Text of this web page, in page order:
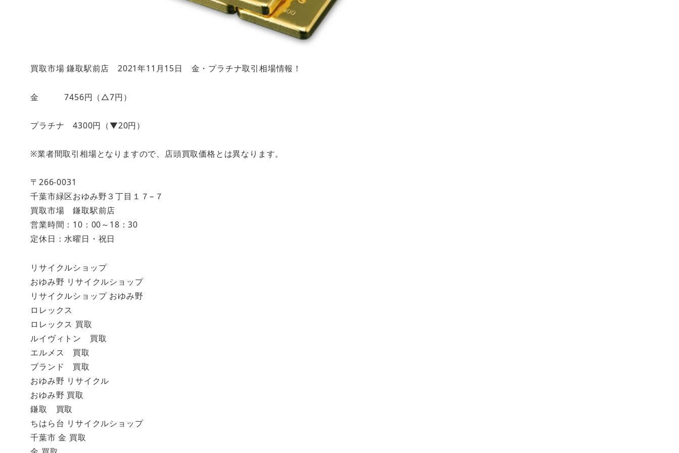
買取市場 鎌取駅前店 2021年11月15日 金・プラチナ取引相場情報！
金 7456円（△7円）
プラチナ 4300円（▼20円）
※業者間取引相場となりますので、店頭買取価格とは異なります。
〒266-0031
千葉市緑区おゆみ野３丁目１７−７
買取市場 鎌取駅前店
営業時間：10：00～18：30
定休日：水曜日・祝日
リサイクルショップ
おゆみ野 リサイクルショップ
リサイクルショップ おゆみ野
ロレックス
ロレックス 買取
ルイヴィトン 買取
エルメス 買取
ブランド 買取
おゆみ野 リサイクル
おゆみ野 買取
鎌取 買取
ちはら台 リサイクルショップ
千葉市 金 買取